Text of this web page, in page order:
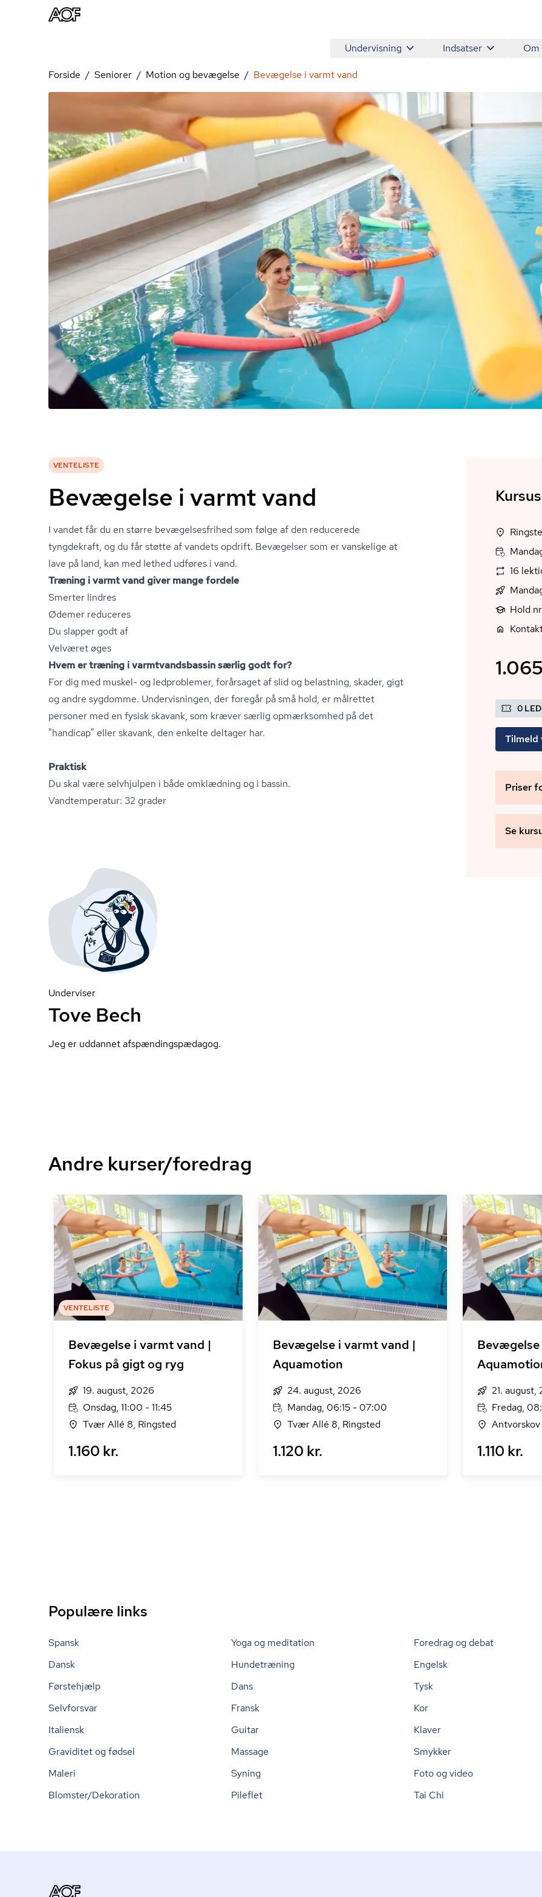
Undervisning Indsatser Om
Forside Seniorer Motion og bevægelse Bevægelse i varmt vand
VENTELISTE
Bevægelse i varmt vand
I vandet får du en større be­væ­gel­ses­fri­hed som følge af den reducerede
tyngdekraft, og du får støtte af vandets opdrift. Bevægelser som er vanskelige at
lave på land, kan med lethed udføres i vand.
Træning i varmt vand giver mange fordele
Smerter lindres
Ødemer reduceres
Du slapper godt af
Velværet øges
Hvem er træning i varmtvands­bas­sin særlig godt for?
For dig med muskel- og ledproblemer, forårsaget af slid og belastning, skader, gigt
og andre sygdomme. Undervisningen, der foregår på små hold, er målrettet
personer med en fysisk skavank, som kræver særlig opmærksomhed på det
"handicap" eller skavank, den enkelte deltager har.
Praktisk
Du skal være selvhjulpen i både omklædning og i bassin.
Vandtemperatur: 32 grader
16
Hold
0
Tilmeld
Priser
Se
Underviser
Tove Bech
Jeg er uddannet af­spæn­dings­pæ­da­gog.
Andre kurser/foredrag
VENTELISTE
Bevægelse i varmt vand |
Fokus på gigt og ryg
19. august, 2026
Onsdag, 11:00 - 11:45
Tvær Allé 8, Ringsted
1.160 kr.
Bevægelse i varmt vand |
Aquamotion
24. august, 2026
Mandag, 06:15 - 07:00
Tvær Allé 8, Ringsted
1.120 kr.
21. august,
Fredag,
Antvorskov
1.110 kr.
Populære links
Spansk Yoga og meditation Foredrag og debat
Dansk
Hundetræning Engelsk
Førstehjælp
Dans Tysk
Selvforsvar
Fransk Kor
Italiensk
Guitar Klaver
Graviditet og fødsel
Massage Smykker
Maleri
Syning Foto og video
Blomster/Dekoration
Pileflet Tai Chi